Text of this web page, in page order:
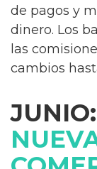
de pagos y
dinero. Los
las
cambios
JUNIO: